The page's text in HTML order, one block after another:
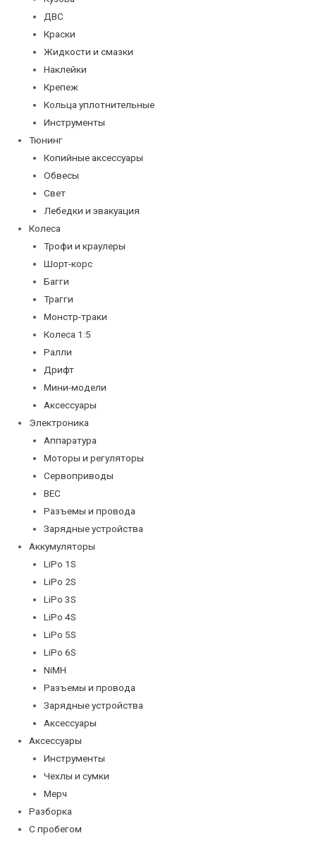
ДВС
Краски
Жидкости и смазки
Наклейки
Крепеж
Кольца уплотнительные
Инструменты
Тюнинг
Копийные аксессуары
Обвесы
Свет
Лебедки и эвакуация
Колеса
Трофи и краулеры
Шорт-корс
Багги
Трагги
Монстр-траки
Колеса 1:5
Ралли
Дрифт
Мини-модели
Аксессуары
Электроника
Аппаратура
Моторы и регуляторы
Сервоприводы
BEC
Разъемы и провода
Зарядные устройства
Аккумуляторы
LiPo 1S
LiPo 2S
LiPo 3S
LiPo 4S
LiPo 5S
LiPo 6S
NiMH
Разъемы и провода
Зарядные устройства
Аксессуары
Аксессуары
Инструменты
Чехлы и сумки
Мерч
Разборка
С пробегом